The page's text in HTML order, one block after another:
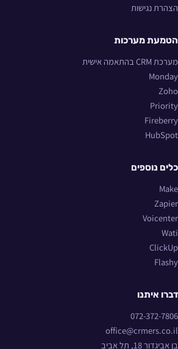
הצהרת נגישות
הטמעת מערכות
מערכת CRM בהתאמה אישית
Monday
Zoho
Priority
Fireberry
HubSpot
כלים נוספים
Make
Zapier
Voicenter
Wati
ClickUp
Flashy
דברו איתנו
072-372-7806
office@crmers.co.il
בן אביגדור 18, תל אביב